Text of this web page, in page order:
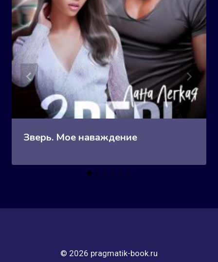
Зверь. Мое наваждение
© 2026 pragmatik-book.ru